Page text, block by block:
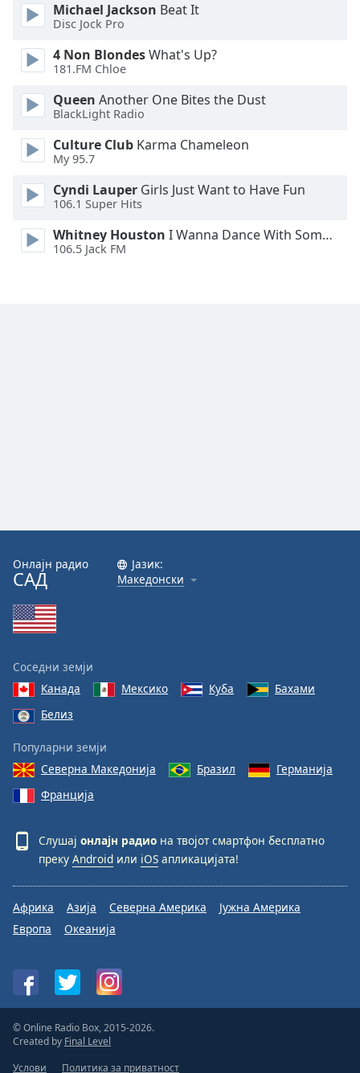
Font
Dialog
End
dialog
Michael Jackson Beat It
Disc Jock Pro
4 Non BlondesWhat's Up?
181.FM Chloe
Queen Another One Bites the Dust
BlackLight Radio
Culture Club Karma Chameleon
My 95.7
Cyndi Lauper Girls Just Want to Have Fun
106.1 Super Hits
Whitney Houston I Wanna Dance With Somebody
106.5 Jack FM
Онлајн радио
САД
Јазик:
Македонски
Соседни земји
Канада
Мексико Куба
Бахами
Белиз
Популарни земји
Северна Македонија
Бразил
Германија
Франција
Слушај онлајн радио на твојот смартфон бесплатно
преку Android или iOS апликацијата!
Африка Азија Северна Америка
Јужна Америка
Европа
Океанија
© Online Radio Box, 2015-2026.
Created by Final Level
Услови
Политика за приватност